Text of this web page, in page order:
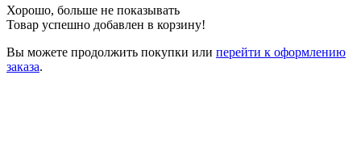
Хорошо, больше не показывать
Товар успешно добавлен в корзину!
Вы можете продолжить покупки или перейти к оформлению
заказа.